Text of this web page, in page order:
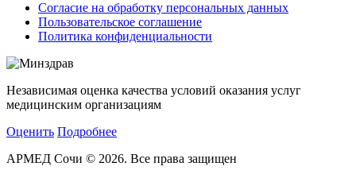
Согласие на обработку персональных данных
Пользовательское соглашение
Политика конфиденциальности
Независимая оценка качества условий оказания услуг
медицинским организациям
Оценить Подробнее
АРМЕД Сочи © 2026. Все права защищен